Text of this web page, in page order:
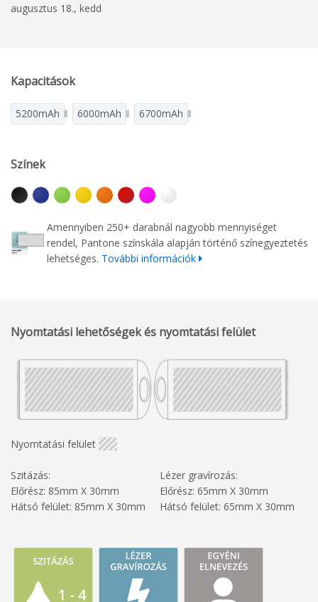
augusztus 18., kedd
Kapacitások
5200mAh 6000mAh 6700mAh
Színek
Amennyiben 250+ darabnál nagyobb mennyiséget
rendel, Pantone színskála alapján történő színegyeztetés
lehetséges. További információk
Nyomtatási lehetőségek és nyomtatási felület
Nyomtatási felület
Szitázás:
Előrész: 85mm X 30mm
Hátsó felület: 85mm X 30mm
Lézer gravírozás:
Előrész: 65mm X 30mm
Hátsó felület: 65mm X 30mm